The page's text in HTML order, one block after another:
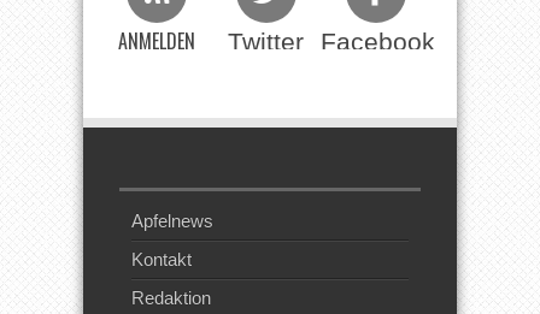
ANMELDEN Twitter Facebook
Apfelnews
Kontakt
Redaktion